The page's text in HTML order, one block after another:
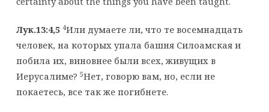
Лук.13:4,5 4Или думаете ли, что те восемнадцать
человек, на которых упала башня Силоамская и
побила их, виновнее были всех, живущих в
Иерусалиме? 5Нет, говорю вам, но, если не
покаетесь, все так же погибнете.